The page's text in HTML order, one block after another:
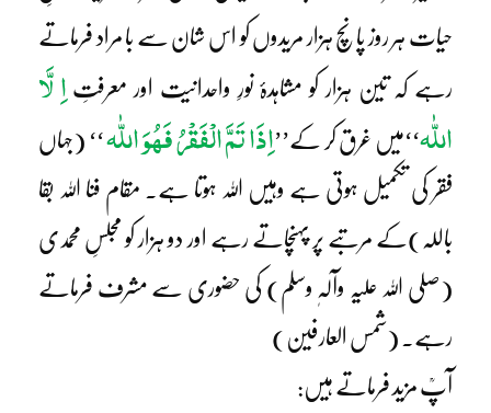
حیات ہر روز پانچ ہزار مریدوں کو اس شان سے با مراد فرماتے
رہے کہ تین ہزار کو مشاہدۂ نورِ واحدانیت اور معرفتِ اِ لَّا
اللّٰہ‘‘میں غرق کر کے’’اِذَا تَمَّ الْفَقْرُ فَھُوَ اللّٰہ‘‘ (جہاں
فقر کی تکمیل ہوتی ہے وہیں اللہ ہوتا ہے۔ مقام فنا اللہ بقا
باللہ)کے مرتبے پر پہنچاتے رہے اور دو ہزار کو مجلسِ محمدی
(صلی اللہ علیہ وآلہٖ وسلم) کی حضوری سے مشرف فرماتے
رہے۔ (شمس العارفین)
آپؒ مزید فرماتے ہیں: